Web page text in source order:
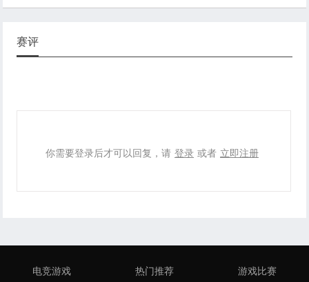
赛评
你需要登录后才可以回复，请 登录 或者 立即注册
电竞游戏 热门推荐 游戏比赛